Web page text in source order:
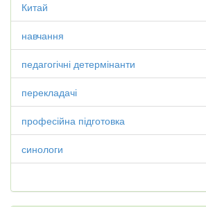
Китай
навчання
педагогічні детермінанти
перекладачі
професійна підготовка
синологи